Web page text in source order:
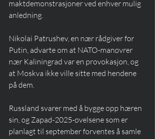
maktdemonstrasjoner ved enhver mulig
anledning.
Nikolai Patrushev, en nær rådgiver for
Putin, advarte om at NATO-manøvrer
nær Kaliningrad var en provokasjon, og
at Moskva ikke ville sitte med hendene
på dem.
Russland svarer med å bygge opp hæren
sin, og Zapad-2025-øvelsene som er
planlagt til september forventes å samle